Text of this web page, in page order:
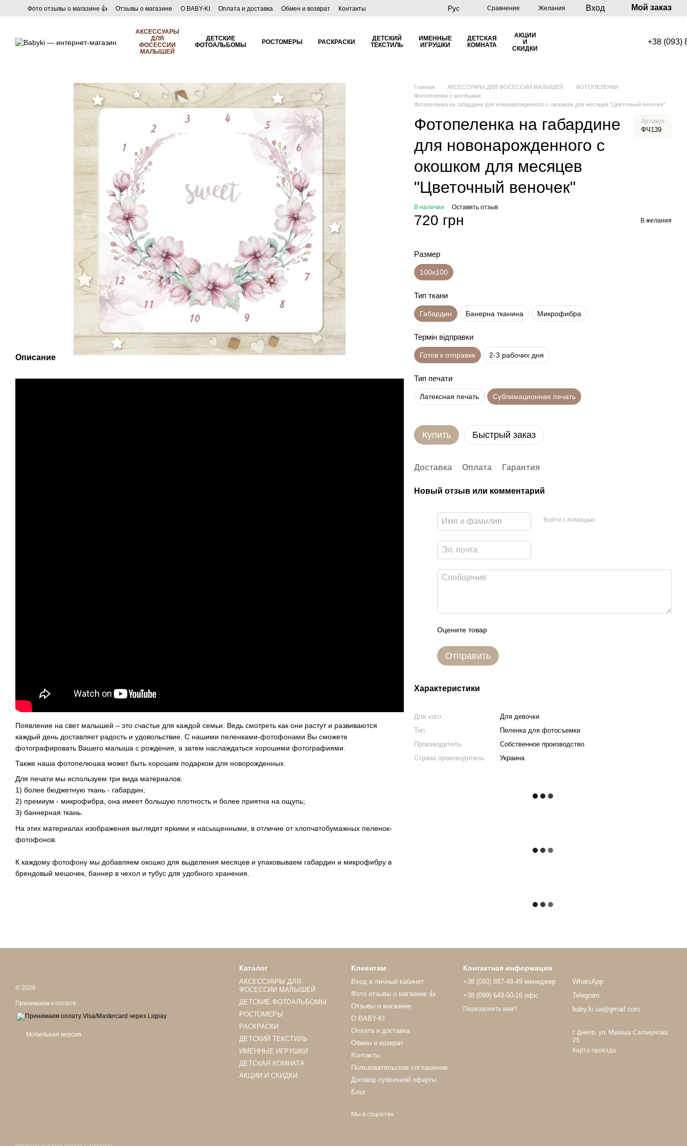
Перейти к основному контенту
Фото отзывы о магазине 👍 Отзывы о магазине О BABY-KI Оплата и доставка Обмен и возврат
Контакты
Пользовательское соглашение
Договор публичной оферты Блог
Рус Сравнение Желания Вход Мой заказ
АКСЕССУАРЫ
ДЛЯ
ФОСЕССИИ
МАЛЫШЕЙ
ДЕТСКИЕ
ФОТОАЛЬБОМЫ
РОСТОМЕРЫ РАСКРАСКИ
ДЕТСКИЙ
ТЕКСТИЛЬ
ИМЕННЫЕ
ИГРУШКИ
ДЕТСКАЯ
КОМНАТА
АКЦИИ
И
СКИДКИ
+38 (093)
Описание
Появление на свет малышей – это счастье для каждой семьи. Ведь смотреть как они растут и развиваются
каждый день доставляет радость и удовольствие. С нашими пеленками-фотофонами Вы сможете
фотографировать Вашего малыша с рождения, а затем наслаждаться хорошими фотографиями.
Также наша фотопелюшка может быть хорошим подарком для новорожденных.
Для печати мы используем три вида материалов:
1) более бюджетную ткань - габардин;
2) премиум - микрофибра, она имеет большую плотность и более приятна на ощупь;
3) баннерная ткань.
На этих материалах изображения выглядят яркими и насыщенными, в отличие от хлопчатобумажных пеленок-
фотофонов.
К каждому фотофону мы добавляем окошко для выделения месяцев и упаковываем габардин и микрофибру в
брендовый мешочек, баннер в чехол и тубус для удобного хранения.
Главная АКСЕССУАРЫ ДЛЯ ФОСЕССИИ МАЛЫШЕЙ
ФОТОПЕЛЕНКИ
Фотопеленки с месяцами
Фотопеленка на габардине для новонарожденного с окошком для месяцев "Цветочный веночек"
Фотопеленка на габардине
для новонарожденного с
окошком для месяцев
"Цветочный веночек"
Артикул
ФЧ139
В наличии Оставить отзыв
720 грн В желания
Размер
100х100
Тип ткани
Габардин Банерна тканина Микрофибра
Термін відправки
Готов к отправке 2-3 рабочих дня
Тип печати
Латексная печать Сублимационная печать
Купить Быстрый заказ
Доставка Оплата Гарантия
Новый отзыв или комментарий
Войти с помощью
Оцените товар
Отправить
Характеристики
Для кого
Для девочки
Тип
Пеленка для фотосъемки
Производитель
Собственное производство
Страна производитель
Украина
© 2026
Принимаем к оплате
Мобильная версия
Каталог
АКСЕССУАРЫ ДЛЯ
ФОСЕССИИ МАЛЫШЕЙ
ДЕТСКИЕ ФОТОАЛЬБОМЫ
РОСТОМЕРЫ
РАСКРАСКИ
ДЕТСКИЙ ТЕКСТИЛЬ
ИМЕННЫЕ ИГРУШКИ
ДЕТСКАЯ КОМНАТА
АКЦИИ И СКИДКИ
Клиентам
Вход в личный кабинет
Фото отзывы о магазине 👍
Отзывы о магазине
О BABY-KI
Оплата и доставка
Обмен и возврат
Контакты
Пользовательское соглашение
Договор публичной оферты
Блог
Мы в соцсетях
Контактная информация
+38 (093) 887-48-49 менеджер
+38 (099) 649-50-16 офіс
Перезвонить вам?
WhatsApp
Telegram
baby.ki.ua@gmail.com
г. Днепр, ул. Мукаша Салакунова,
25
Карта проезда